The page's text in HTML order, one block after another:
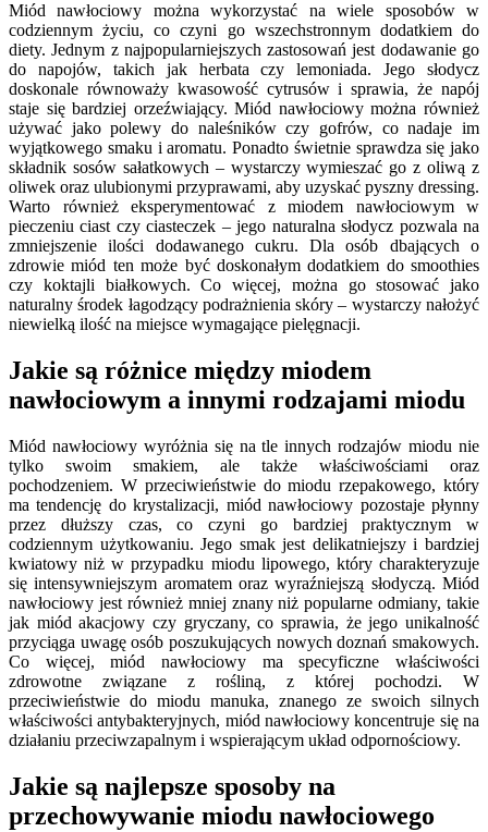
Miód nawłociowy można wykorzystać na wiele sposobów w
codziennym życiu, co czyni go wszechstronnym dodatkiem do
diety. Jednym z najpopularniejszych zastosowań jest dodawanie go
do napojów, takich jak herbata czy lemoniada. Jego słodycz
doskonale równoważy kwasowość cytrusów i sprawia, że napój
staje się bardziej orzeźwiający. Miód nawłociowy można również
używać jako polewy do naleśników czy gofrów, co nadaje im
wyjątkowego smaku i aromatu. Ponadto świetnie sprawdza się jako
składnik sosów sałatkowych – wystarczy wymieszać go z oliwą z
oliwek oraz ulubionymi przyprawami, aby uzyskać pyszny dressing.
Warto również eksperymentować z miodem nawłociowym w
pieczeniu ciast czy ciasteczek – jego naturalna słodycz pozwala na
zmniejszenie ilości dodawanego cukru. Dla osób dbających o
zdrowie miód ten może być doskonałym dodatkiem do smoothies
czy koktajli białkowych. Co więcej, można go stosować jako
naturalny środek łagodzący podrażnienia skóry – wystarczy nałożyć
niewielką ilość na miejsce wymagające pielęgnacji.
Jakie są różnice między miodem
nawłociowym a innymi rodzajami miodu
Miód nawłociowy wyróżnia się na tle innych rodzajów miodu nie
tylko swoim smakiem, ale także właściwościami oraz
pochodzeniem. W przeciwieństwie do miodu rzepakowego, który
ma tendencję do krystalizacji, miód nawłociowy pozostaje płynny
przez dłuższy czas, co czyni go bardziej praktycznym w
codziennym użytkowaniu. Jego smak jest delikatniejszy i bardziej
kwiatowy niż w przypadku miodu lipowego, który charakteryzuje
się intensywniejszym aromatem oraz wyraźniejszą słodyczą. Miód
nawłociowy jest również mniej znany niż popularne odmiany, takie
jak miód akacjowy czy gryczany, co sprawia, że jego unikalność
przyciąga uwagę osób poszukujących nowych doznań smakowych.
Co więcej, miód nawłociowy ma specyficzne właściwości
zdrowotne związane z rośliną, z której pochodzi. W
przeciwieństwie do miodu manuka, znanego ze swoich silnych
właściwości antybakteryjnych, miód nawłociowy koncentruje się na
działaniu przeciwzapalnym i wspierającym układ odpornościowy.
Jakie są najlepsze sposoby na
przechowywanie miodu nawłociowego